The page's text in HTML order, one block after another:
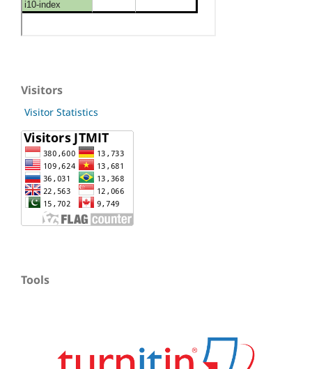
Visitors
Visitor Statistics
Tools